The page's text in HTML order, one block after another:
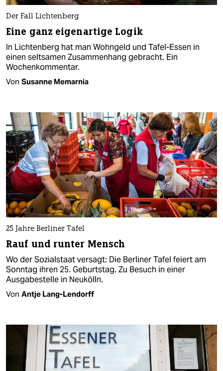
Der Fall Lichtenberg
Eine ganz eigenartige Logik
In Lichtenberg hat man Wohngeld und Tafel-Essen in
einen seltsamen Zusammenhang gebracht. Ein
Wochenkommentar.
Von Susanne Memarnia
25 Jahre Berliner Tafel
Rauf und runter Mensch
Wo der Sozialstaat versagt: Die Berliner Tafel feiert am
Sonntag ihren 25. Geburtstag. Zu Besuch in einer
Ausgabestelle in Neukölln.
Von Antje Lang-Lendorff